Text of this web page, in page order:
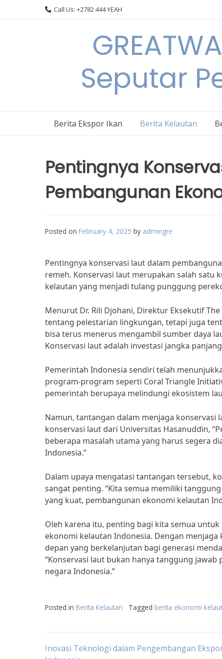
Call Us: +2782 444 YEAH
Seputar
Berita Ekspor Ikan Berita Kelautan
Pentingnya
Pembangunan
Posted on February 4, 2025 by admingre
Pentingnya konservasi laut dalam
remeh. Konservasi laut merupakan salah satu
kelautan yang menjadi tulang punggung
Menurut Dr. Rili Djohani, Direktur Eksekutif
tentang pelestarian lingkungan, tetapi juga
bisa terus menerus mengambil sumber daya
Konservasi laut adalah investasi jangka
Pemerintah Indonesia sendiri telah
program-program seperti Coral Triangle
pemerintah berupaya melindungi ekosistem
Namun, tantangan dalam menjaga konservasi
konservasi laut dari Universitas Hasanuddin,
beberapa masalah utama yang harus segera
Indonesia.”
Dalam upaya mengatasi tantangan tersebut,
sangat penting. “Kita semua memiliki
yang kuat, pembangunan ekonomi kelautan
Oleh karena itu, penting bagi kita semua
ekonomi kelautan Indonesia. Dengan
depan yang berkelanjutan bagi generasi
“Konservasi laut bukan hanya tanggung
negara Indonesia.”
Posted in Berita Kelautan Tagged berita ekonomi
Post
Inovasi Teknologi dalam Pengembangan